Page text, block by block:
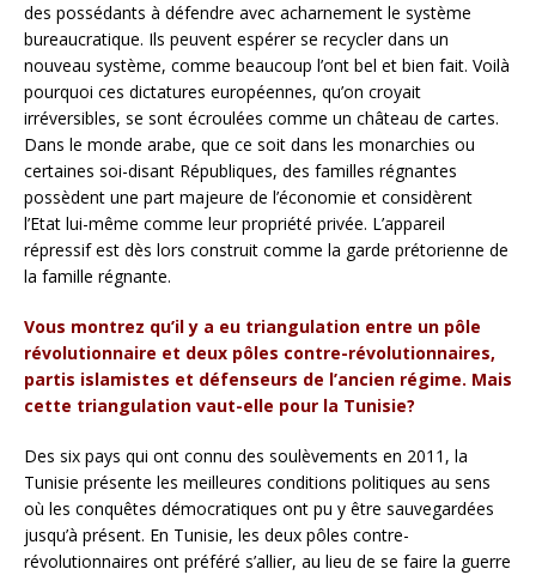
des possédants à défendre avec acharnement le système
bureaucratique. Ils peuvent espérer se recycler dans un
nouveau système, comme beaucoup l’ont bel et bien fait. Voilà
pourquoi ces dictatures européennes, qu’on croyait
irréversibles, se sont écroulées comme un château de cartes.
Dans le monde arabe, que ce soit dans les monarchies ou
certaines soi-disant Républiques, des familles régnantes
possèdent une part majeure de l’économie et considèrent
l’Etat lui-même comme leur propriété privée. L’appareil
répressif est dès lors construit comme la garde prétorienne de
la famille régnante.
Vous montrez qu’il y a eu triangulation entre un pôle
révolutionnaire et deux pôles contre-révolutionnaires,
partis islamistes et défenseurs de l’ancien régime. Mais
cette triangulation vaut-elle pour la Tunisie?
Des six pays qui ont connu des soulèvements en 2011, la
Tunisie présente les meilleures conditions politiques au sens
où les conquêtes démocratiques ont pu y être sauvegardées
jusqu’à présent. En Tunisie, les deux pôles contre-
révolutionnaires ont préféré s’allier, au lieu de se faire la guerre